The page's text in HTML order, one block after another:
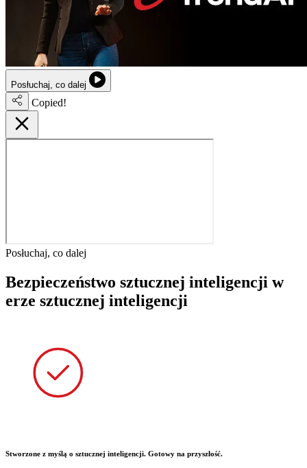
Posłuchaj, co dalej
Copied!
Posłuchaj, co dalej
Bezpieczeństwo sztucznej inteligencji w
erze sztucznej inteligencji
Stworzone z myślą o sztucznej inteligencji. Gotowy na przyszłość.